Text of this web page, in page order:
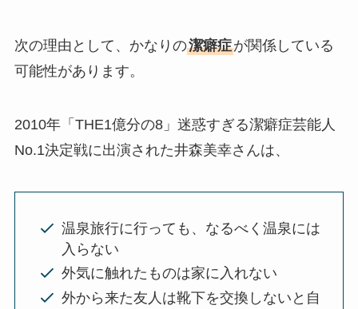
次の理由として、かなりの潔癖症が関係している
可能性があります。
2010年「THE1億分の8」迷惑すぎる潔癖症芸能人
No.1決定戦に出演された井森美幸さんは、
温泉旅行に行っても、なるべく温泉には
入らない
外気に触れたものは家に入れない
外から来た友人は靴下を交換しないと自